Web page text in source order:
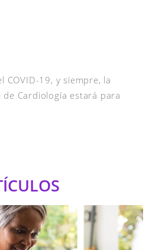
COVID-19, y siempre, la
Cardiología estará para